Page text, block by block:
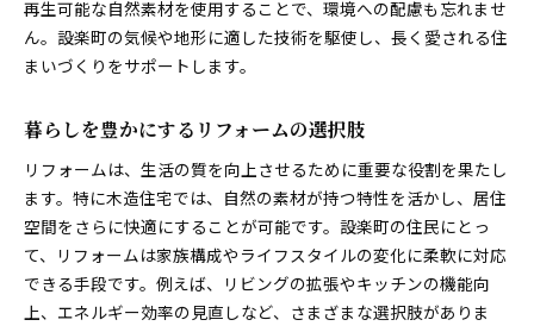
再生可能な自然素材を使用することで、環境への配慮も忘れませ
ん。設楽町の気候や地形に適した技術を駆使し、長く愛される住
まいづくりをサポートします。
暮らしを豊かにするリフォームの選択肢
リフォームは、生活の質を向上させるために重要な役割を果たし
ます。特に木造住宅では、自然の素材が持つ特性を活かし、居住
空間をさらに快適にすることが可能です。設楽町の住民にとっ
て、リフォームは家族構成やライフスタイルの変化に柔軟に対応
できる手段です。例えば、リビングの拡張やキッチンの機能向
上、エネルギー効率の見直しなど、さまざまな選択肢がありま